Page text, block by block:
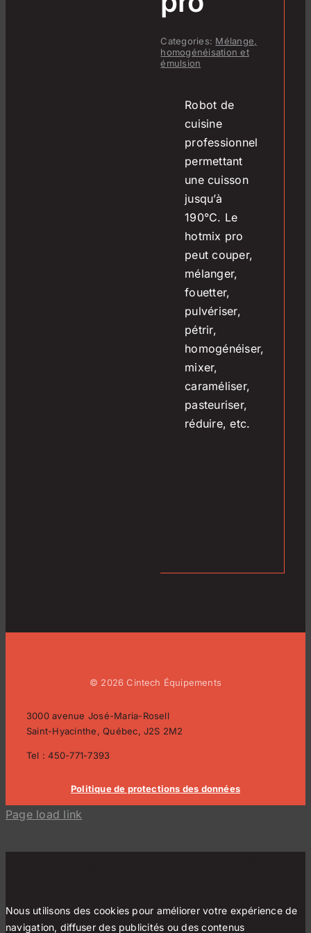
Registre d’infolettre
Nous joindre
Categories: Mélange,
homogénéisation et
émulsion
Robot de
cuisine
professionnel
permettant
une cuisson
jusqu’à
190°C. Le
hotmix pro
peut couper,
mélanger,
fouetter,
pulvériser,
pétrir,
homogénéiser,
mixer,
caraméliser,
pasteuriser,
réduire, etc.
© 2026 Cintech Équipements
3000 avenue José-Maria-Rosell
Saint-Hyacinthe, Québec, J2S 2M2
Tel : 450-771-7393
Politique de protections des données
Page load link
Nous utilisons des cookies pour améliorer votre expérience de
navigation, diffuser des publicités ou des contenus